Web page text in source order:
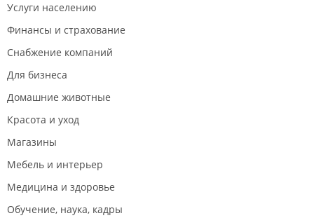
Услуги населению
Финансы и страхование
Снабжение компаний
Для бизнеса
Домашние животные
Красота и уход
Магазины
Мебель и интерьер
Медицина и здоровье
Обучение, наука, кадры